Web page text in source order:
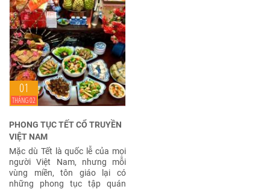
01
THÁNG 02
PHONG TỤC TẾT CỔ TRUYỀN
VIỆT NAM
Mặc dù Tết là quốc lễ của mọi
người Việt Nam, nhưng mỗi
vùng miền, tôn giáo lại có
những phong tục tập quán